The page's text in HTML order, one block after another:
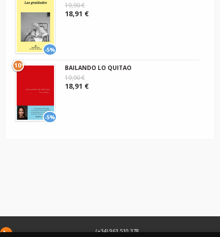
-5%
19,90 €
18,91 €
-5%
10º
BAILANDO LO QUITAO
19,90 €
18,91 €
(+34) 963 510 378